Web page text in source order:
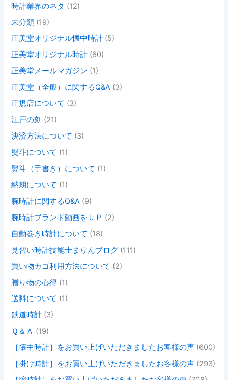
時計業界のネタ (12)
未分類 (19)
正美堂オリジナル懐中時計 (5)
正美堂オリジナル時計 (60)
正美堂メールマガジン (1)
正美堂（全般）に関するQ&A (3)
正規店について (3)
江戸の刻 (21)
決済方法について (3)
熨斗について (1)
熨斗（手書き）について (1)
納期について (1)
腕時計に関するQ&A (9)
腕時計ブランド動画をＵＰ (2)
自動巻き時計について (18)
見習い時計技能士まりんブログ (111)
買い物カゴ利用方法について (2)
贈り物の心得 (1)
送料について (1)
鉄道時計 (3)
Ｑ＆Ａ (19)
［懐中時計］をお買い上げいただきましたお客様の声 (600)
［掛け時計］をお買い上げいただきましたお客様の声 (293)